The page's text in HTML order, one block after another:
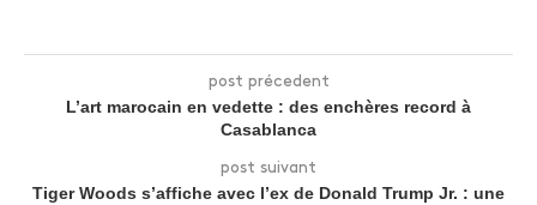
post précedent
L’art marocain en vedette : des enchères record à
Casablanca
post suivant
Tiger Woods s’affiche avec l’ex de Donald Trump Jr. : une